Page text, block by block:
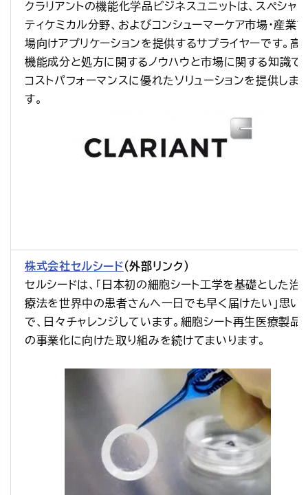
クラリアントの機能化学品ビジネスユニットは、スペシャリ
ティケミカル分野、およびコンシューマーケア市場・産業市
場向けアプリケーションを提供するサプライヤーです。高
機能成分と処方に関するノウハウと市場に関する知識で
コストパフォーマンスに優れたソリューションを提供しま
す。
株式会社セルシード（外部リンク）
セルシードは、「日本初の細胞シート工学を基礎とした治
療法を世界中の患者さんへ一日でも早く届けたい」思い
で、日々チャレンジしています。細胞シート再生医療製品
の事業化に向けた取り組みを続けてまいります。